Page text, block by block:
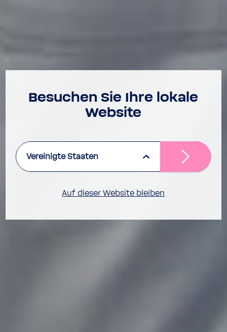
Besu­chen Sie Ihre lokale
Website
Vereinigte Staaten
Auf dieser Website bleiben